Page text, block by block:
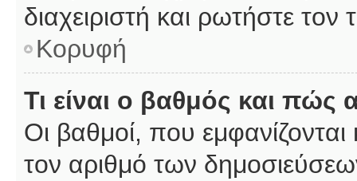
διαχειριστή και ρωτήστε τον
Κορυφή
Τι είναι ο βαθμός και
Οι βαθμοί, που
τον αριθμό των